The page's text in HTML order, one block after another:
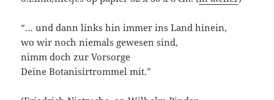
“… und dann links hin immer ins Land hinein,
wo wir noch niemals gewesen sind,
nimm doch zur Vorsorge
Deine Botanisirtrommel mit.”